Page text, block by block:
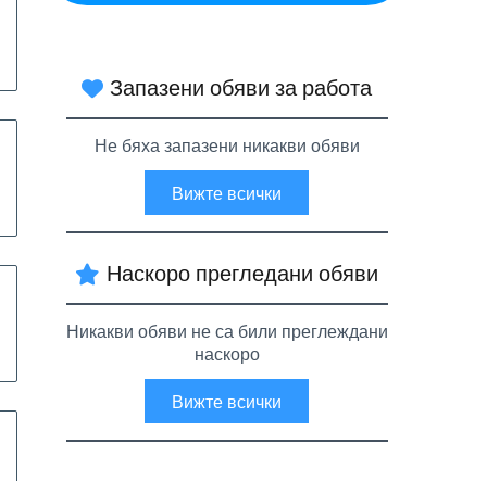
Запазени обяви за работа
Не бяха запазени никакви обяви
Вижте всички
Наскоро прегледани обяви
Никакви обяви не са били преглеждани
наскоро
Вижте всички